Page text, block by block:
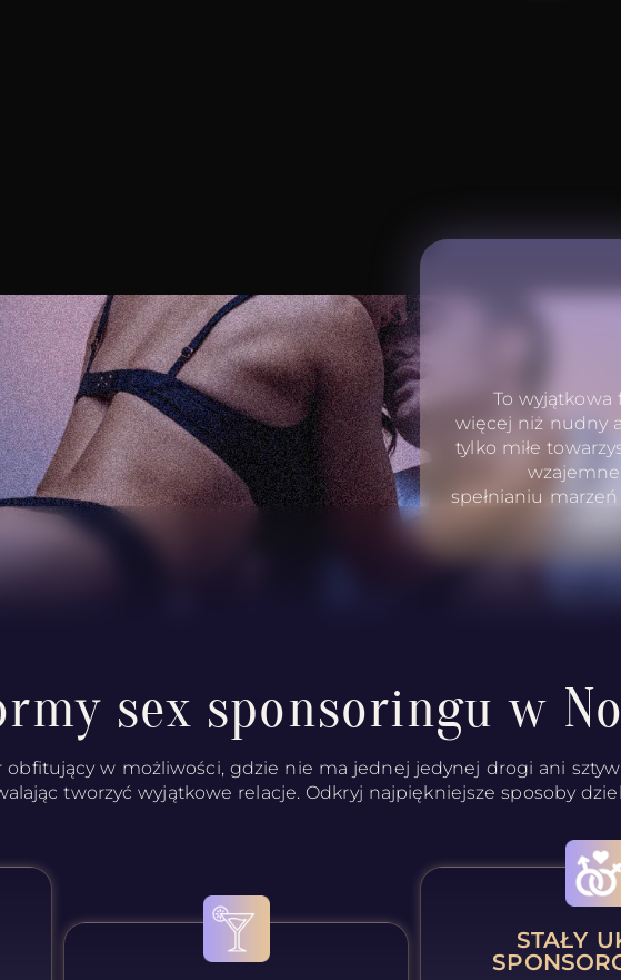
To wyjątkowa
więcej niż nudny
tylko miłe
spełnianiu
a
sex sponsoringu w
obfitujący w możliwości, gdzie nie ma jednej jedynej drogi ani
tworzyć wyjątkowe relacje. Odkryj najpiękniejsze sposoby
STAŁY